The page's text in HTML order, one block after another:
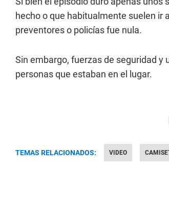
hecho o que habitualmente suelen ir
preventores o policías fue nula.
Sin embargo, fuerzas de seguridad
personas que estaban en el lugar.
TEMAS RELACIONADOS: VIDEO